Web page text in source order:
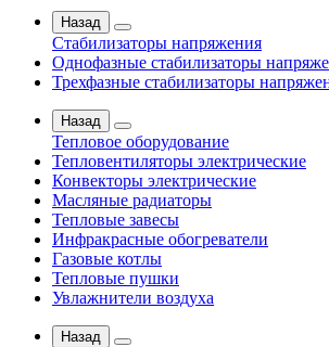
Назад
Стабилизаторы напряжения
Однофазные стабилизаторы
Трехфазные стабилизаторы
Назад
Тепловое оборудование
Тепловентиляторы электрические
Конвекторы электрические
Масляные радиаторы
Тепловые завесы
Инфракрасные обогреватели
Газовые котлы
Тепловые пушки
Увлажнители воздуха
Назад